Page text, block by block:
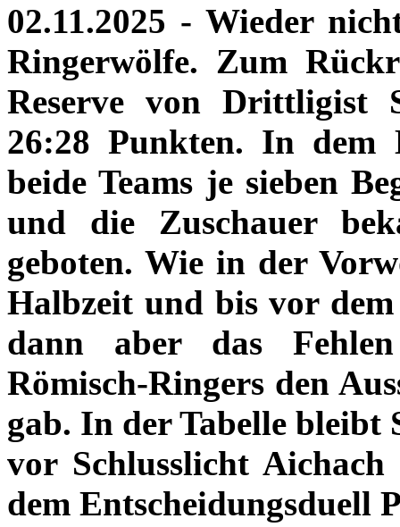
02.11.2025 - Wieder
Ringerwölfe. Zum
Reserve von Drittligist
26:28 Punkten. In dem
beide Teams je sieben
und die Zuschauer
geboten. Wie in der
Halbzeit und bis vor
dann aber das
Römisch-Ringers den
gab. In der Tabelle bleibt
vor Schlusslicht
dem Entscheidungsduell